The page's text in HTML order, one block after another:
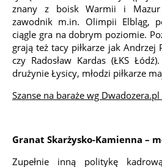
znany z boisk Warmii i Mazur
zawodnik m.in. Olimpii Elbląg,
ciągle gra na dobrym poziomie.
grają też tacy piłkarze jak Andrzej
czy Radosław Kardas (ŁKS
drużynie Łysicy, młodzi piłkarze
Szanse na baraże wg Dwadozera.pl
Granat Skarżysko-Kamienna –
Zupełnie inną politykę